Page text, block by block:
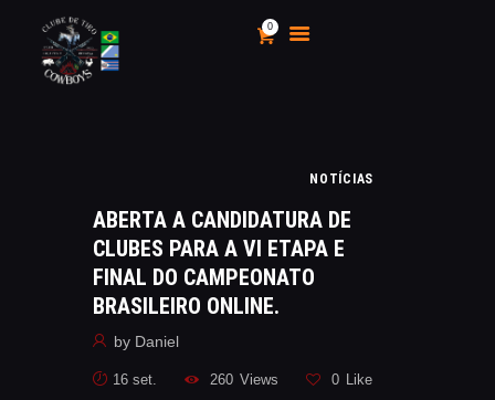
0
CLUBE DE TIRO COWBOYS
CALENDÁRIO E
CAMPEONATOS 2025
INSCRIÇÃO
LOJA
AS VANTAGENS DE SER
NOTÍCIAS
ABERTA A CANDIDATURA DE
CLUBES PARA A VI ETAPA E
FINAL DO CAMPEONATO
BRASILEIRO ONLINE.
by Daniel
16 set. 260 Views 0 Like